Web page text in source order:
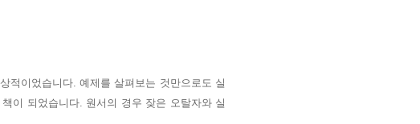
적이었습니다. 예제를 살펴보는 것만으로도 실
이 되었습니다. 원서의 경우 잦은 오탈자와 실